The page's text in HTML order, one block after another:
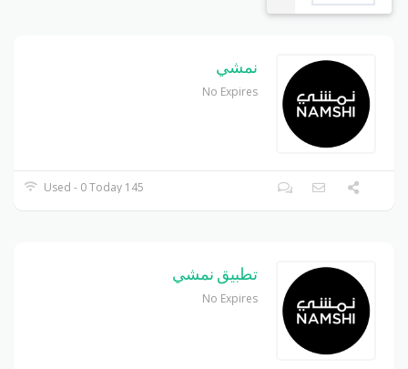
نمشي
No Expires
145 Used - 0 Today
تطبيق نمشي
No Expires